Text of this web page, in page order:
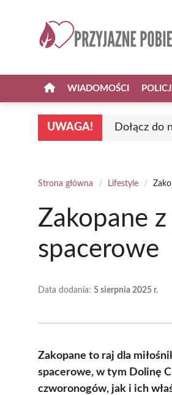
WIADOMOŚCI
UWAGA! Dołącz do
Strona główna / Lifestyle /
Zakopane
spacerowe
Data dodania: 5 sierpnia 2025 r.
Zakopane to raj dla
spacerowe, w tym Dolinę
czworonogów, jak i ich